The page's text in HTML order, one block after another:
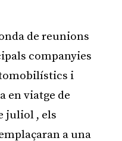
de reunions
companyies
i
en viatge de
juliol , els
a una